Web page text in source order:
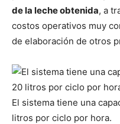
de la leche obtenida, a
costos operativos muy
de elaboración de otros
El sistema tiene una
litros por ciclo por hora.